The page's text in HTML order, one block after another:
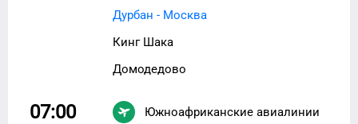
Дурбан - Москва
Кинг Шака
Домодедово
07:00
Южноафриканские авиалинии